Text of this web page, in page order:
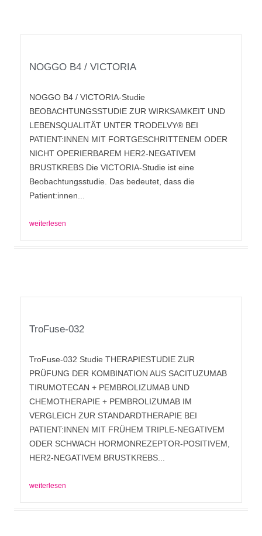
NOGGO B4 / VICTORIA
NOGGO B4 / VICTORIA-Studie
BEOBACHTUNGSSTUDIE ZUR WIRKSAMKEIT UND
LEBENSQUALITÄT UNTER TRODELVY® BEI
PATIENT:INNEN MIT FORTGESCHRITTENEM ODER
NICHT OPERIERBAREM HER2-NEGATIVEM
BRUSTKREBS Die VICTORIA-Studie ist eine
Beobachtungsstudie. Das bedeutet, dass die
Patient:innen...
weiterlesen
TroFuse-032
TroFuse-032 Studie THERAPIESTUDIE ZUR
PRÜFUNG DER KOMBINATION AUS SACITUZUMAB
TIRUMOTECAN + PEMBROLIZUMAB UND
CHEMOTHERAPIE + PEMBROLIZUMAB IM
VERGLEICH ZUR STANDARDTHERAPIE BEI
PATIENT:INNEN MIT FRÜHEM TRIPLE-NEGATIVEM
ODER SCHWACH HORMONREZEPTOR-POSITIVEM,
HER2-NEGATIVEM BRUSTKREBS...
weiterlesen